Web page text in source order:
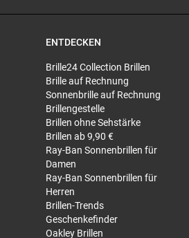
ENTDECKEN
Brille24 Collection Brillen
Brille auf Rechnung
Sonnenbrille auf Rechnung
Brillengestelle
Brillen ohne Sehstärke
Brillen ab 9,90 €
Ray-Ban Sonnenbrillen für
Damen
Ray-Ban Sonnenbrillen für
Herren
Brillen-Trends
Geschenkefinder
Oakley Brillen